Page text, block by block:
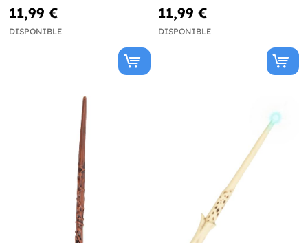
11,99 €
DISPONIBLE
11,99 €
DISPONIBLE